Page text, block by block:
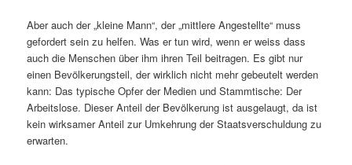
Aber auch der „kleine Mann“, der „mittlere Angestellte“ muss
gefordert sein zu helfen. Was er tun wird, wenn er weiss dass
auch die Menschen über ihm ihren Teil beitragen. Es gibt nur
einen Bevölkerungsteil, der wirklich nicht mehr gebeutelt werden
kann: Das typische Opfer der Medien und Stammtische: Der
Arbeitslose. Dieser Anteil der Bevölkerung ist ausgelaugt, da ist
kein wirksamer Anteil zur Umkehrung der Staatsverschuldung zu
erwarten.